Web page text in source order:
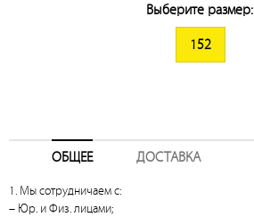
Выберите размер:
152
ОБЩЕЕ ДОСТАВКА
1. Мы сотрудничаем с:
– Юр. и Физ. лицами;